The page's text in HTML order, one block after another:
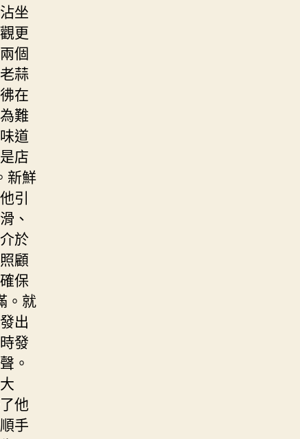
坐
更
個
蒜
在
難
道
店
新鮮
引
、
於
顧
保
。就
出
發
。
他
手